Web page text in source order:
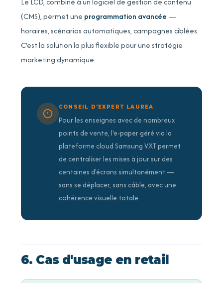
(CMS), permet une programmation avancée —
horaires, scénarios automatiques, campagnes ciblées.
C'est la solution la plus flexible pour une stratégie
marketing dynamique.
CONSEIL D'EXPERT LAUREA
Pour les enseignes avec de nombreux
points de vente, l'e-paper géré via la
plateforme cloud Samsung VXT permet
de centraliser les mises à jour sur des
centaines d'écrans simultanément —
sans se déplacer, sans câble, avec une
cohérence visuelle totale.
6. Cas d'usage en retail